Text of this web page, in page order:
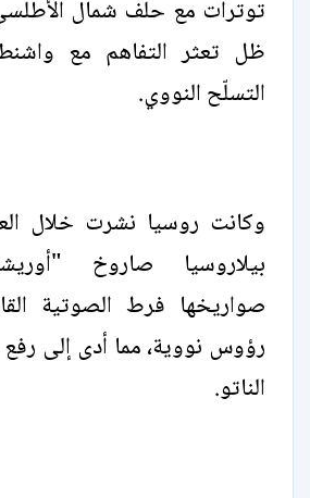
توترات مع حلف شمال
ظل تعثر التفاهم مع
التسلّح النووي.
وكانت روسيا نشرت خلال
بيلاروسيا صاروخ
صواريخها فرط الصوتية
رؤوس نووية، مما أدى إلى
الناتو.